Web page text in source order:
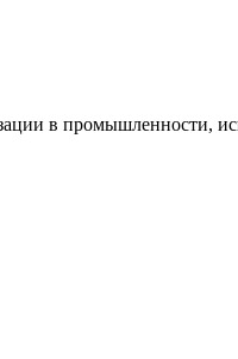
в промышленности,